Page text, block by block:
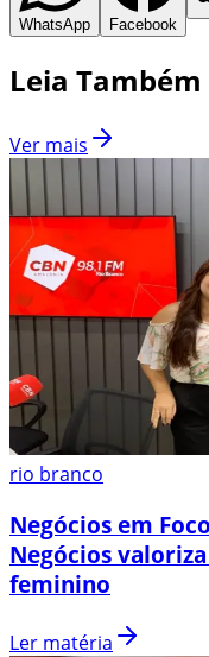
WhatsApp Facebook
Leia Também
Ver mais
rio branco
Negócios em
Negócios
feminino
Ler matéria